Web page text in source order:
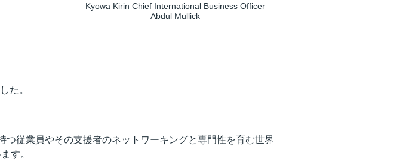
Kyowa Kirin Chief International Business Officer
Abdul Mullick
た。
従業員やその支援者のネットワーキングと専門性を育む世界
す。